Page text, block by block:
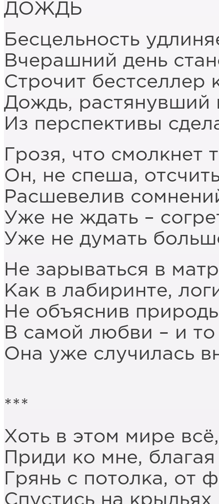
ДОЖДЬ
Бесцельность
Вчерашний день
Строчит бестселлер
Дождь, растянувший
Из перспективы
Грозя, что смолкнет
Он, не спеша,
Расшевелив
Уже не ждать –
Уже не думать
Не зарываться в
Как в лабиринте,
Не объяснив
В самой любви – и
Она уже случилась
***
Хоть в этом мире
Приди ко мне, благая
Грянь с потолка, от
Спустись на крыльях